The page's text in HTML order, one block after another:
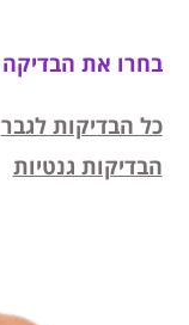
בחרו את הבדיקה
כל הבדיקות לגבר
הבדיקות גנטיות